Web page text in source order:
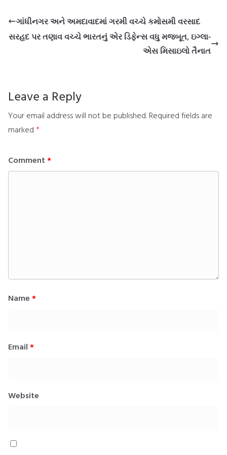
ગાંધીનગર અને અમદાવાદમાં ગરમી વચ્ચે કમોસમી વરસાદ
સરહદ પર તણાવ વચ્ચે ભારતનું એર ડિફેન્સ વધુ મજબૂત, ઇગ્લા-
એસ મિસાઇલો તૈનાત
Leave a Reply
Your email address will not be published. Required fields are
marked *
Comment *
Name *
Email *
Website